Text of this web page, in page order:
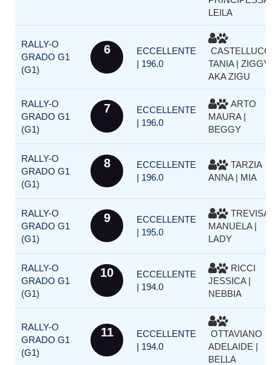
LEILA
RALLY-O
GRADO G1
(G1)
6
ECCELLENTE
| 196.0
TANIA | ZIGGY
AKA ZIGU
RALLY-O
GRADO G1
(G1)
7
ECCELLENTE
| 196.0
ARTO
MAURA |
BEGGY
RALLY-O
GRADO G1
(G1)
8
ECCELLENTE
| 196.0
TARZIA
ANNA | MIA
RALLY-O
GRADO G1
(G1)
9
ECCELLENTE
| 195.0
MANUELA |
LADY
RALLY-O
GRADO G1
(G1)
10
ECCELLENTE
| 194.0
RICCI
JESSICA |
NEBBIA
RALLY-O
GRADO G1
(G1)
11
ECCELLENTE
| 194.0
OTTAVIANO
ADELAIDE |
BELLA